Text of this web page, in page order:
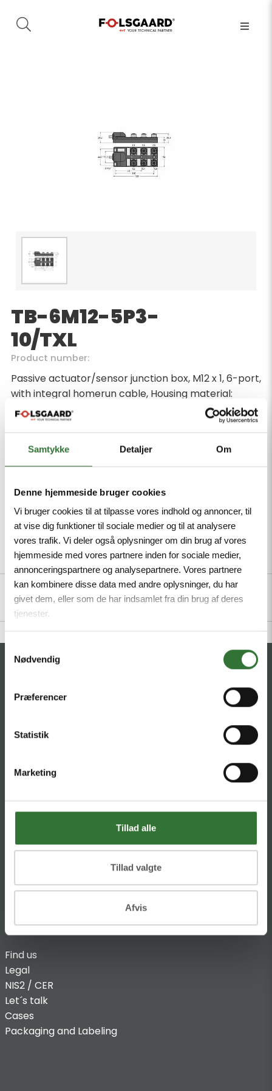
Samtykke Detaljer Om
Denne hjemmeside bruger cookies
Vi bruger cookies til at tilpasse vores indhold og annoncer, til
at vise dig funktioner til sociale medier og til at analysere
vores trafik. Vi deler også oplysninger om din brug af vores
hjemmeside med vores partnere inden for sociale medier,
annonceringspartnere og analysepartnere. Vores partnere
kan kombinere disse data med andre oplysninger, du har
givet dem, eller som de har indsamlet fra din brug af deres
tjenester.
Nødvendig
Præferencer
Statistik
Marketing
Tillad alle
Tillad valgte
Afvis
TB-6M12-5P3-
10/TXL
Product number:
Passive actuator/sensor junction box, M12 x 1, 6-port,
with integral homerun cable, Housing material:
Nylon, Housing color: black, Protection class IP67,
RoHS-compliant, CE compliant, LED (PNP circuit),
Minimum order quantity: 1
Description Specifications Files
CONTACT
HQ:Hans Følsgaard A/S
DK-4600 Køge
DK-8680 RY
T:
denmark@folsgaard.com
INFO
Find us
Legal
NIS2 / CER
Let´s talk
Cases
Packaging and Labeling